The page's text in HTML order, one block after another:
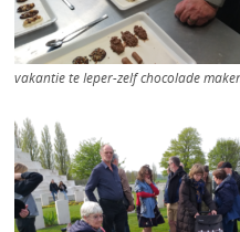
vakantie te Ieper-zelf chocolade